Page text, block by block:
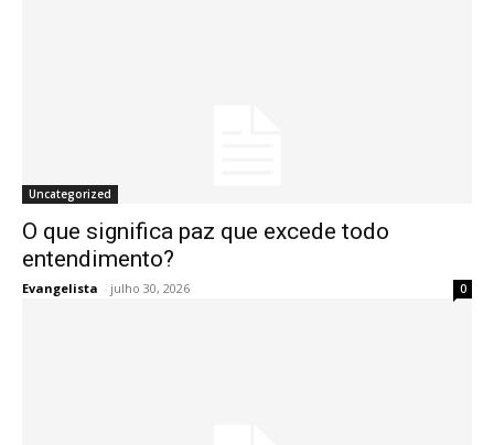
Uncategorized
O que significa paz que excede todo
entendimento?
Evangelista - julho 30, 2026 0